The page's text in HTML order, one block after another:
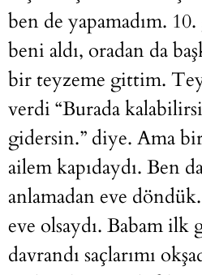
ben de yapamadım.
beni aldı, oradan da
bir teyzeme gittim.
verdi “Burada
gidersin.” diye. Ama
ailem kapıdaydı. Ben
anlamadan eve
eve olsaydı. Babam
davrandı saçlarımı